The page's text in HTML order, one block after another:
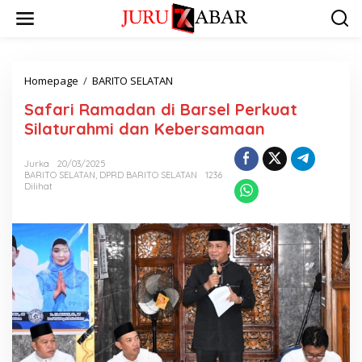
Homepage / BARITO SELATAN
Safari Ramadan di Barsel Perkuat
Silaturahmi dan Kebersamaan
Jurka
20/03/2025
BARITO SELATAN, DPRD BARITO SELATAN
1236
Dilihat